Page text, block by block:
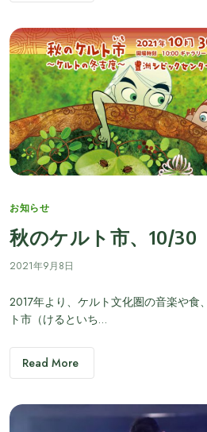
Categories
お知らせ
秋のケルト市、10/30
2021年9月8日
2017年より、ケルト文化圏の音楽や食
ト市（けるといち…
Read More